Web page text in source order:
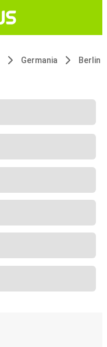
Germania Berlin